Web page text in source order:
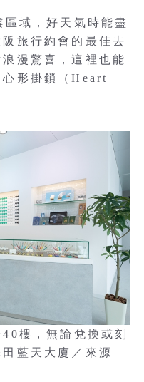
域，好天氣時能盡
旅行約會的最佳去
漫驚喜，這裡也能
形掛鎖（Heart
樓，無論兌換或刻
藍天大廈／來源